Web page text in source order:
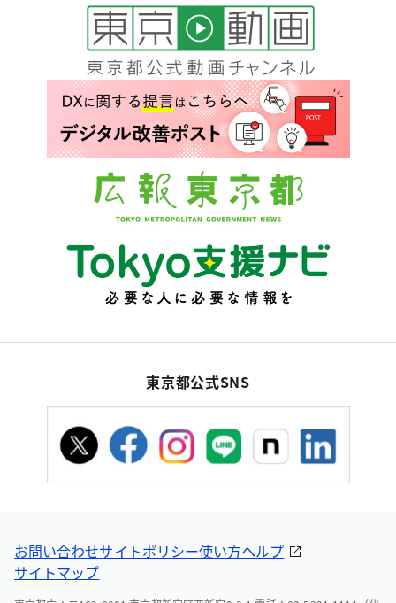
東京都公式SNS
お問い合わせサイトポリシー使い方ヘルプ
サイトマップ